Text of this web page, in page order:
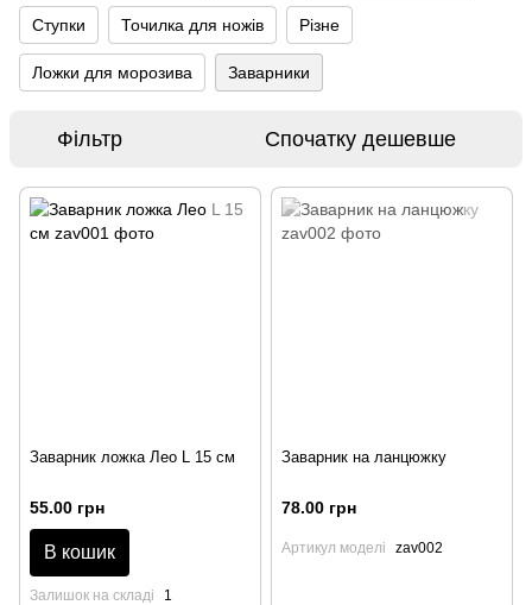
Ступки Точилка для ножів Різне
Ложки для морозива Заварники
Фільтр Спочатку дешевше
Заварник ложка Лео L 15 см
55.00 грн
В кошик
Залишок на складі
1
Заварник на ланцюжку
78.00 грн
Артикул моделі zav002